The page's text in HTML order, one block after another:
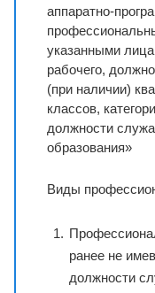
аппаратно-
указанными
рабочего,
(при наличии)
классов,
должности
образования»
Виды
ранее не
должности